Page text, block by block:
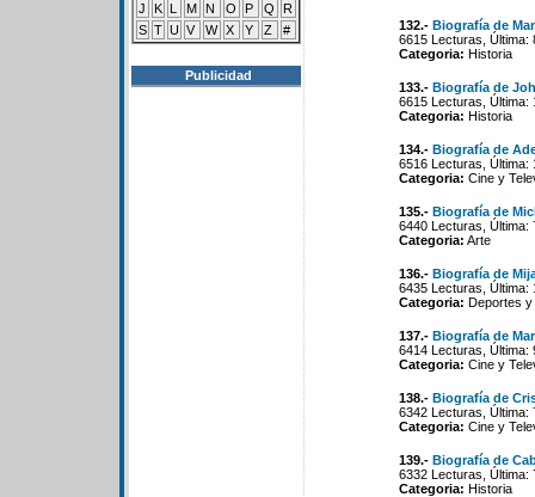
J
K L M N O P Q
R
S T U V W X Y Z #
Publicidad
132.- Biografía de
6615 Lecturas, Última:
Categoria: Historia
133.- Biografía de
6615 Lecturas, Última:
Categoria: Historia
134.- Biografía de
6516 Lecturas, Última:
Categoria: Cine y
135.- Biografía de
6440 Lecturas, Última:
Categoria: Arte
136.- Biografía de
6435 Lecturas, Última:
Categoria: Deportes
137.- Biografía de
6414 Lecturas, Última:
Categoria: Cine y
138.- Biografía de
6342 Lecturas, Última:
Categoria: Cine y
139.- Biografía de
6332 Lecturas, Última:
Categoria: Historia